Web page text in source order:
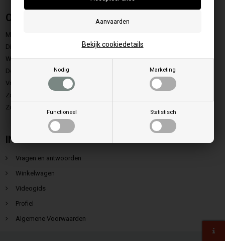
Nodig Marketing
Functioneel Statistisch
Bekijk cookiedetails
Openingstijden
Maandag:
Dinsdag:
Woensdag: 9.00 - 15.00
Donerdag:
9.00 - 15.00
Vrijdag:
9.00 - 13.00
Zaterdag:
Zondag.:
INFORMATIE
Vragen en antwoorden
Winkelwagen
Videogids
Profiel
Algemene Voorwaarden